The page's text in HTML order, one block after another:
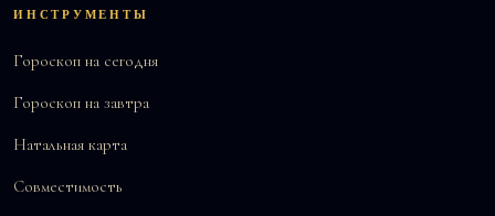
ИНСТРУМЕНТЫ
Гороскоп на сегодня
Гороскоп на завтра
Натальная карта
Совместимость